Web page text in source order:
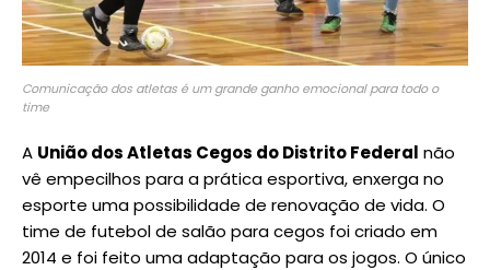
Comunicação dos atletas é um grande ganho emocional para todo o
time
A União dos Atletas Cegos do Distrito Federal não
vê empecilhos para a prática esportiva, enxerga no
esporte uma possibilidade de renovação de vida. O
time de futebol de salão para cegos foi criado em
2014 e foi feito uma adaptação para os jogos. O único